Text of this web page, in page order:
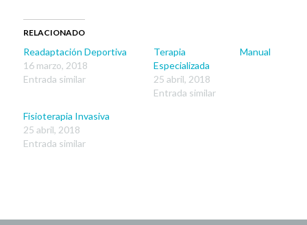
RELACIONADO
Readaptación Deportiva
16 marzo, 2018
Entrada similar
Terapia Manual
Especializada
25 abril, 2018
Entrada similar
Fisioterapia Invasiva
25 abril, 2018
Entrada similar